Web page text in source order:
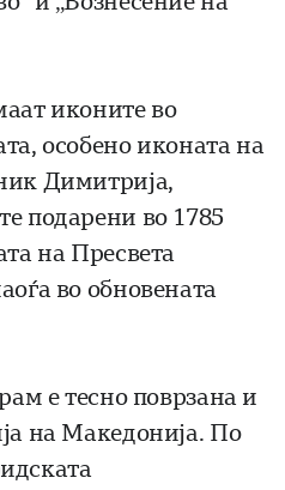
иконите во
особено иконата на
Димитрија,
подарени во 1785
на Пресвета
во обновената
е тесно поврзана и
на Македонија. По